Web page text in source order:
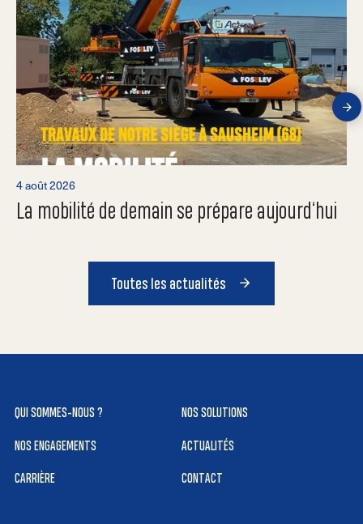
4 août 2026
La mobilité de demain se prépare aujourd’hui
Toutes les actualités
QUI SOMMES-NOUS ? NOS SOLUTIONS
NOS ENGAGEMENTS ACTUALITÉS
CARRIÈRE CONTACT